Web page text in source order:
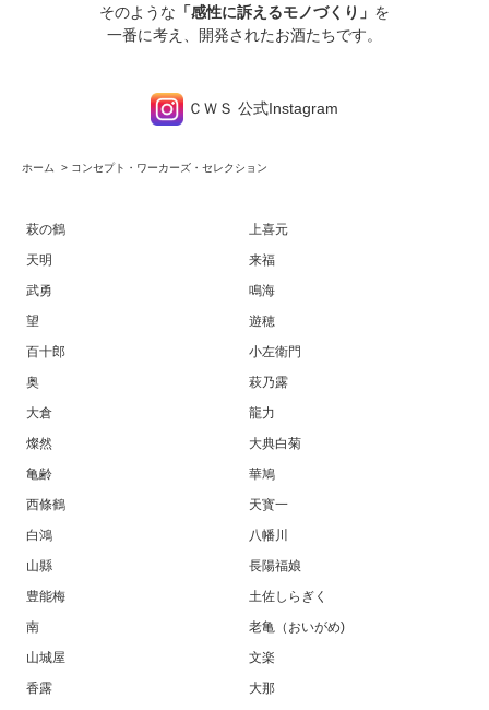
そのような 「感性に訴えるモノづくり」 を
一番に考え、開発されたお酒たちです。
ＣＷＳ 公式Instagram
ホーム > コンセプト・ワーカーズ・セレクション
萩の鶴
上喜元
天明
来福
武勇
鳴海
望
遊穂
百十郎
小左衛門
奥
萩乃露
大倉
龍力
燦然
大典白菊
亀齢
華鳩
西條鶴
天寳一
白鴻
八幡川
山縣
長陽福娘
豊能梅
土佐しらぎく
南
老亀（おいがめ)
山城屋
文楽
香露
大那